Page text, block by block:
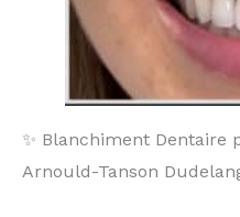
✨ Blanchiment
Arnould-Tanson